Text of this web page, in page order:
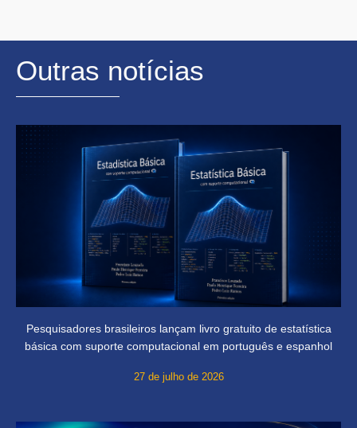
Outras notícias
Pesquisadores brasileiros lançam livro gratuito de estatística
básica com suporte computacional em português e espanhol
27 de julho de 2026